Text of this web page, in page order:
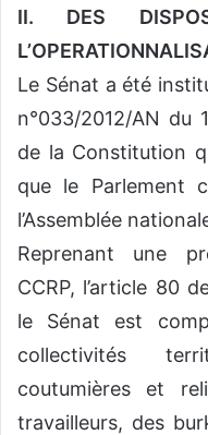
II. DES
Le Sénat a été
n°033/2012/AN du
de la Constitution
que le Parlement
l’Assemblée
Reprenant une
CCRP, l’article 80
le Sénat est
collectivités
coutumières et
travailleurs, des